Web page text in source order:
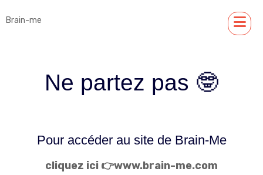
Brain-me
Ne partez pas 🤓
Pour accéder au site de Brain-Me
cliquez ici 👉www.brain-me.com